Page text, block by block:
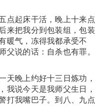
点起床干活，晚上十来点
来把我分到包装组，包装
暖气，冻得我都承受不
父说的话：自杀也有罪。
天晚上约好十三日炼功，
我说今天是我师父生日，
打我嘴巴子。到八、九点